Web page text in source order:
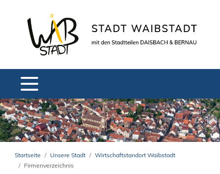
Startseite Unsere Stadt
Wirtschaftstandort Waibstadt
Firmenverzeichnis